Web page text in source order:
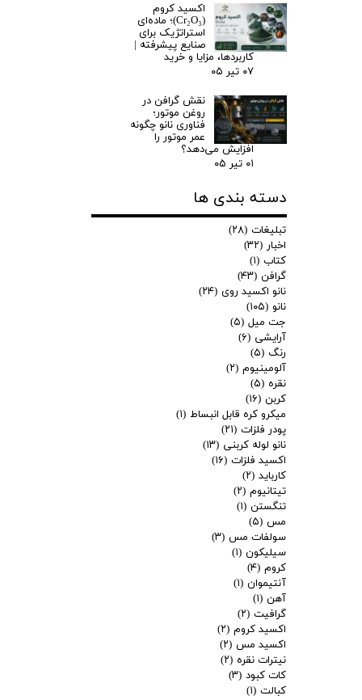
اکسید کروم
(Cr₂O₃)؛ ماده‌ای
استراتژیک برای
صنایع پیشرفته |
کاربردها، مزایا و خرید
۰۷ تیر ۰۵
نقش گرافن در
روغن موتور؛
فناوری نانو چگونه
عمر موتور را
افزایش می‌دهد؟
۰۱ تیر ۰۵
دسته بندی ها
تبلیغات (۲۸)
اخبار (۳۲)
کتاب (۱)
گرافن (۴۳)
نانو اکسید روی (۲۴)
نانو (۱۰۵)
جت میل (۵)
آرایشی (۶)
رنگ (۵)
آلومینیوم (۲)
نقره (۵)
کربن (۱۶)
میکرو کره قابل انبساط (۱)
پودر فلزات (۲۱)
نانو لوله کربنی (۱۳)
اکسید فلزات (۱۶)
کارباید (۲)
تیتانیوم (۲)
تنگستن (۱)
مس (۵)
سولفات مس (۳)
سیلیکون (۱)
کروم (۴)
آنتیموان (۱)
آهن (۱)
گرافیت (۲)
اکسید کروم (۲)
اکسید مس (۲)
نیترات نقره (۲)
کات کبود (۳)
کبالت (۱)